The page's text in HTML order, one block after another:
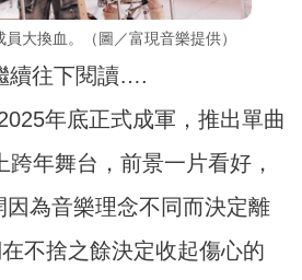
大換血。（圖／富現音樂提供）
續往下閱讀….
年底正式成軍，推出單曲
跨年舞台，前景一片看好，
因為音樂理念不同而決定離
不捨之餘決定收起傷心的